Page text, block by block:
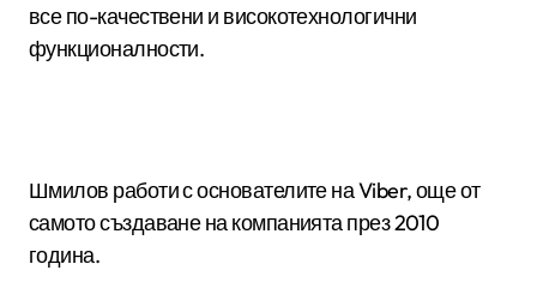
все по-качествени и високотехнологични
функционалности.
Шмилов работи с основателите на Viber, още от
самото създаване на компанията през 2010
година.